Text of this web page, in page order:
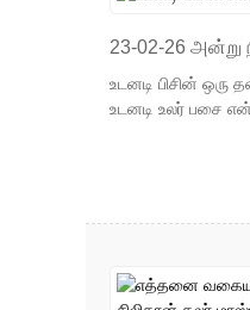
23-02-26 அன்று
உடனடி பிசின்
உடனடி உலர் பசை